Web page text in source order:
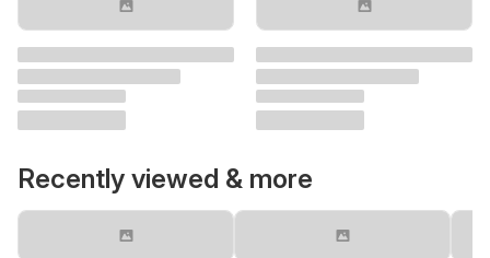
Recently viewed & more